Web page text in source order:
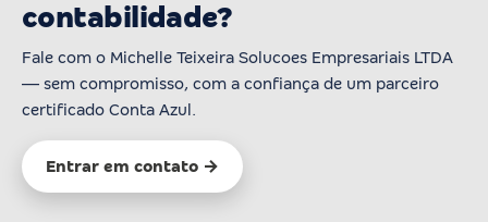
contabilidade?
Fale com o Michelle Teixeira Solucoes Empresariais LTDA
— sem compromisso, com a confiança de um parceiro
certificado Conta Azul.
Entrar em contato →